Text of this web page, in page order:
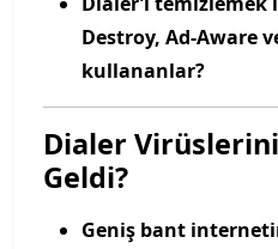
Destroy, Ad-Aware
kullananlar?
Dialer
Geldi?
Geniş bant